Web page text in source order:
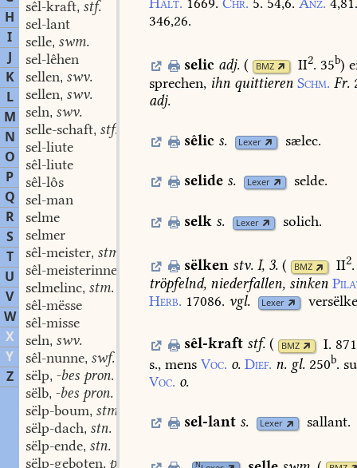
H
I
J
K
L
M
N
O
P
Q
R
S
T
U
V
W
X
Y
Z
sêl-kraft, stf.
sel-lant
selle, swm.
sel-lêhen
sellen, swv.
sellen, swv.
seln, swv.
selle-schaft, stf.
sel-liute
sêl-liute
sêl-lôs
sel-man
selme
selmer
sêl-meister, stm.
sêl-meisterinne
selmelinc, stm.
sêl-mësse
sêl-misse
seln, swv.
sêl-nunne, swf.
sëlp, -bes pron. adj.
sëlb, -bes pron. adj.
sëlp-boum, stm.
sëlp-dach, stn.
sëlp-ende, stn.
sëlp-geboten, part. adj.
346,26.
selic adj. ( BMZ II2. 35b)
sprechen, ihn quittieren Schm. Fr.
adj.
sêlic s. Lexer sælec.
selide s. Lexer selde.
selk s. Lexer solich.
sëlken stv. I, 3. ( BMZ II2
tröpfelnd, niederfallen, sinken
Herb. 17086. vgl. Lexer
sêl-kraft stf. ( BMZ
I. 871
s., mens Voc. o. Dief. n. gl. 250b.
Voc. o.
sel-lant s. Lexer sallant.
N